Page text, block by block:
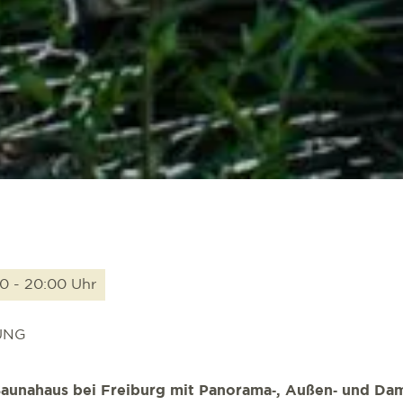
- 20:00 Uhr
bei Freiburg mit Panorama‑, Außen‑ und